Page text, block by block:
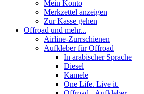
Mein Konto
Merkzettel anzeigen
Zur Kasse gehen
Offroad und mehr...
Airline-Zurrschienen
Aufkleber für Offroad
In arabischer Sprache
Diesel
Kamele
One Life. Live it.